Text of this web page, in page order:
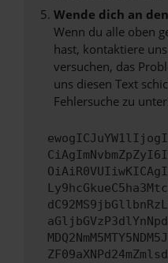
Wende dich an
Wenn du alle oben
hast, kontaktiere
versuchen, das
uns diesen Text
Fehlersuche zu